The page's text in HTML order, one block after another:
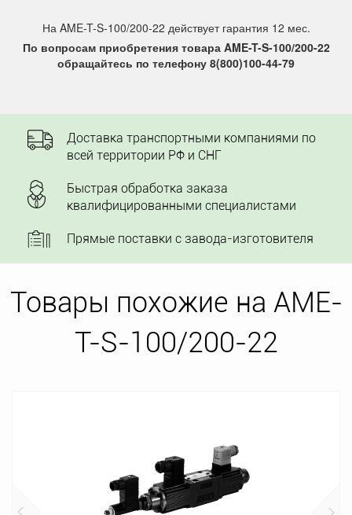
На AME-T-S-100/200-22 действует гарантия 12 мес.
По вопросам приобретения товара AME-T-S-100/200-22
обращайтесь по телефону 8(800)100-44-79
Доставка транспортными компаниями по
всей территории РФ и СНГ
Быстрая обработка заказа
квалифицированными специалистами
Прямые поставки с завода-изготовителя
Товары похожие на AME-
T-S-100/200-22